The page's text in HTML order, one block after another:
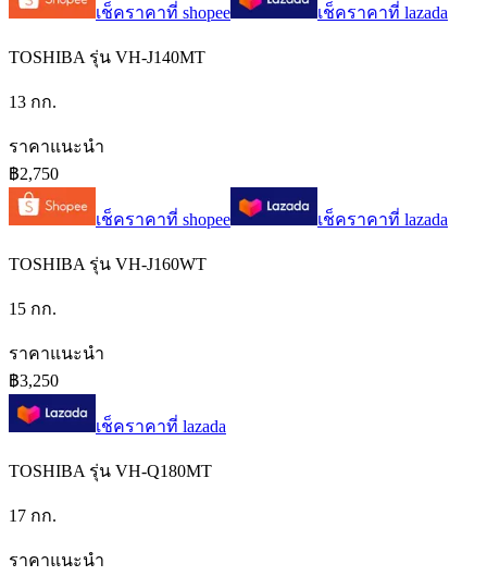
เช็คราคาที่ shopee เช็คราคาที่ lazada
TOSHIBA รุ่น VH-J140MT
13 กก.
ราคาแนะนำ
฿2,750
เช็คราคาที่ shopee เช็คราคาที่ lazada
TOSHIBA รุ่น VH-J160WT
15 กก.
ราคาแนะนำ
฿3,250
เช็คราคาที่ lazada
TOSHIBA รุ่น VH-Q180MT
17 กก.
ราคาแนะนำ